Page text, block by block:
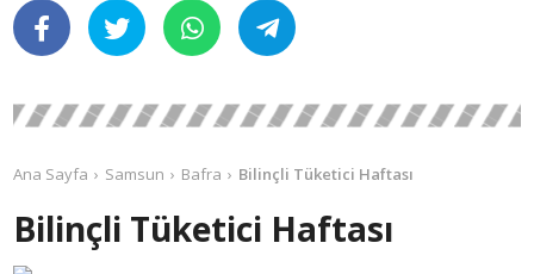
Ana Sayfa Samsun Bafra Bilinçli Tüketici Haftası
Bilinçli Tüketici Haftası